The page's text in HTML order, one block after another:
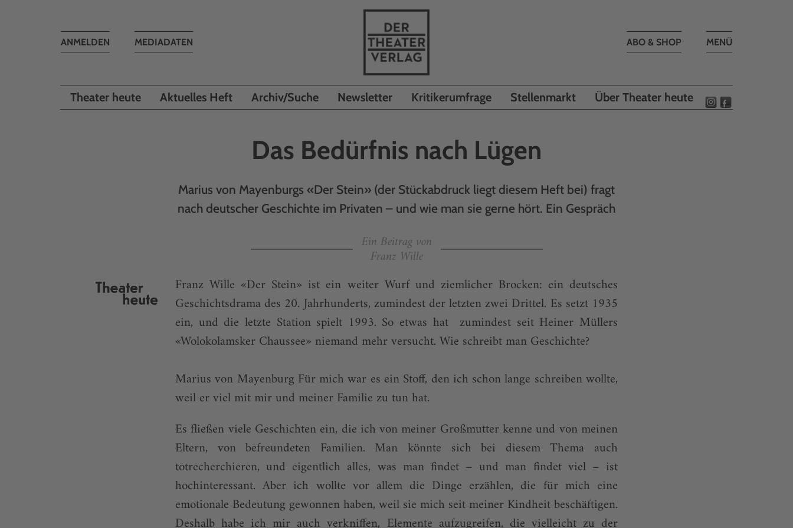
Toggle
MENÜ
ABO & SHOP
MEDIADATEN
Toggle
ANMELDEN
Theater heute Aktuelles Heft Archiv/Suche Newsletter Kritikerumfrage Stellenmarkt Über Theater heute
Das Bedürfnis nach Lügen
Marius von Mayenburgs «Der Stein» (der Stückabdruck liegt diesem Heft bei) fragt
nach deutscher Geschichte im Privaten – und wie man sie gerne hört. Ein Gespräch
Ein Beitrag von
Franz Wille
Franz Wille «Der Stein» ist ein weiter Wurf und ziemlicher Brocken: ein deutsches
Geschichts­drama des 20. Jahrhunderts, zumindest der letzten zwei Drittel. Es setzt 1935
ein, und die letzte Station spielt 1993. So etwas hat zumindest seit Heiner Müllers
«Wolokolamsker Chaussee» niemand mehr versucht. Wie schreibt man Geschich­te?
Marius von Mayenburg Für mich war es ein Stoff, den ich schon lange schreiben wollte,
weil er viel mit mir und meiner Familie zu tun hat.
Es fließen viele Geschichten ein, die ich von meiner Großmutter kenne und von meinen
Eltern, von befreundeten Familien. Man könnte sich bei diesem Thema auch
totrecherchieren, und eigentlich alles, was man findet – und man findet viel – ist
hochinteressant. Aber ich wollte vor allem die Dinge erzählen, die für mich eine
emotionale Bedeutung gewonnen haben, weil sie mich seit meiner Kindheit beschäftigen.
Deshalb habe ich mir auch verkniffen, Elemente aufzugreifen, die vielleicht zu der